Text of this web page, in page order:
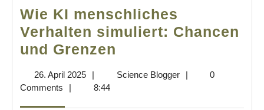
Wie KI menschliches
Verhalten simuliert: Chancen
und Grenzen
menschliches
26. April 202526.
April
| Science BloggerScience
|
0
Comments
| 8:44